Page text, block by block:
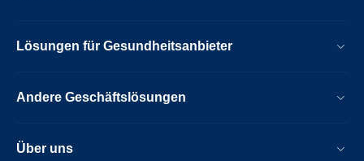
Lösungen für Gesundheitsanbieter
Andere Geschäftslösungen
Über uns